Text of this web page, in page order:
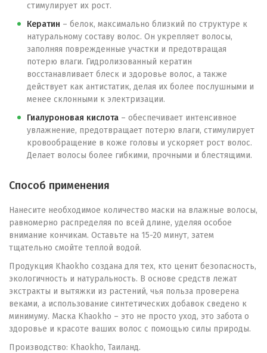
стимулирует их рост.
Кератин – белок, максимально близкий по структуре к
натуральному составу волос. Он укрепляет волосы,
заполняя поврежденные участки и предотвращая
потерю влаги. Гидролизованный кератин
восстанавливает блеск и здоровье волос, а также
действует как антистатик, делая их более послушными и
менее склонными к электризации.
Гиалуроновая кислота – обеспечивает интенсивное
увлажнение, предотвращает потерю влаги, стимулирует
кровообращение в коже головы и ускоряет рост волос.
Делает волосы более гибкими, прочными и блестящими.
Способ применения
Нанесите необходимое количество маски на влажные волосы,
равномерно распределяя по всей длине, уделяя особое
внимание кончикам. Оставьте на 15-20 минут, затем
тщательно смойте теплой водой.
Продукция Khaokho создана для тех, кто ценит безопасность,
экологичность и натуральность. В основе средств лежат
экстракты и вытяжки из растений, чья польза проверена
веками, а использование синтетических добавок сведено к
минимуму. Маска Khaokho – это не просто уход, это забота о
здоровье и красоте ваших волос с помощью силы природы.
Производство: Khaokho, Таиланд.